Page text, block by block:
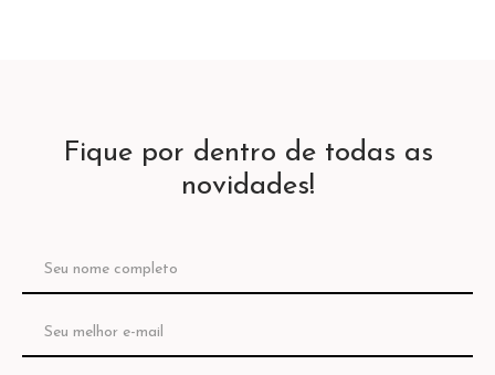
Fique por dentro de todas as
novidades!